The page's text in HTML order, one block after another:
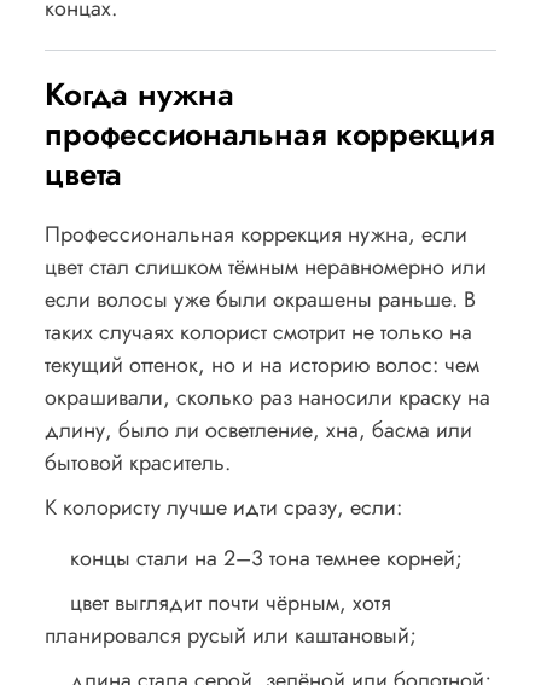
концах.
Когда нужна
профессиональная коррекция
цвета
Профессиональная коррекция нужна, если
цвет стал слишком тёмным неравномерно или
если волосы уже были окрашены раньше. В
таких случаях колорист смотрит не только на
текущий оттенок, но и на историю волос: чем
окрашивали, сколько раз наносили краску на
длину, было ли осветление, хна, басма или
бытовой краситель.
К колористу лучше идти сразу, если:
концы стали на 2–3 тона темнее корней;
цвет выглядит почти чёрным, хотя
планировался русый или каштановый;